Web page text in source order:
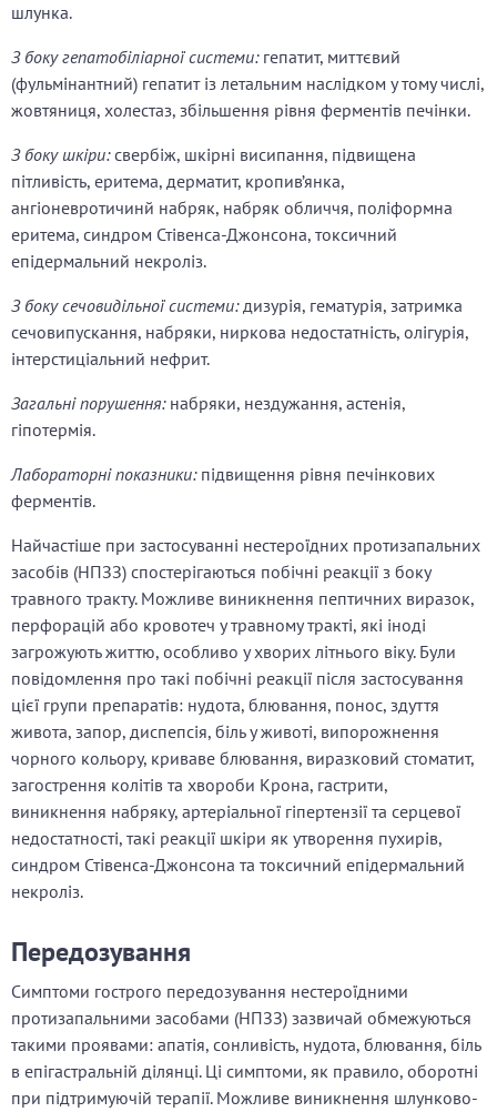
шлунка.
З боку гепатобіліарної системи:гепатит, миттєвий
(фульмінантний) гепатит із летальним наслідком у тому числі,
жовтяниця, холестаз, збільшення рівня ферментів печінки.
З боку шкіри:свербіж, шкірні висипання, підвищена
пітливість, еритема, дерматит, кропив’янка,
ангіоневротичинй набряк, набряк обличчя, поліформна
еритема, синдром Стівенса-Джонсона, токсичний
епідермальний некроліз.
З боку сечовидільної системи:дизурія, гематурія, затримка
сечовипускання, набряки, ниркова недостатність, олігурія,
інтерстиціальний нефрит.
Загальні порушення:набряки, нездужання, астенія,
гіпотермія.
Лабораторні показники:підвищення рівня печінкових
ферментів.
Найчастіше при застосуванні нестероїдних протизапальних
засобів (НПЗЗ) спостерігаються побічні реакції з боку
травного тракту. Можливе виникнення пептичних виразок,
перфорацій або кровотеч у травному тракті, які іноді
загрожують життю, особливо у хворих літнього віку. Були
повідомлення про такі побічні реакції після застосування
цієї групи препаратів: нудота, блювання, понос, здуття
живота, запор, диспепсія, біль у животі, випорожнення
чорного кольору, криваве блювання, виразковий стоматит,
загострення колітів та хвороби Крона, гастрити,
виникнення набряку, артеріальної гіпертензії та серцевої
недостатності, такі реакції шкіри як утворення пухирів,
синдром Стівенса-Джонсона та токсичний епідермальний
некроліз.
Передозування
Симптоми гострого передозування нестероїдними
протизапальними засобами (НПЗЗ) зазвичай обмежуються
такими проявами: апатія, сонливість, нудота, блювання, біль
в епігастральній ділянці. Ці симптоми, як правило, оборотні
при підтримуючій терапії. Можливе виникнення шлунково-